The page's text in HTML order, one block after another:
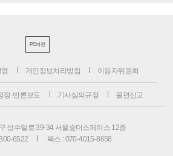
PC버전
개인정보처리방침 이용자위원회
정·반론보도 기사심의규정 불편신고
성수일로 39-34 서울숲더스페이스 12층
6522
팩스 : 070-4015-8658